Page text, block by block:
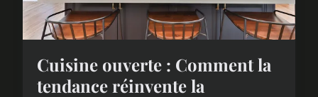
Cuisine ouverte : Comment la
tendance réinvente la